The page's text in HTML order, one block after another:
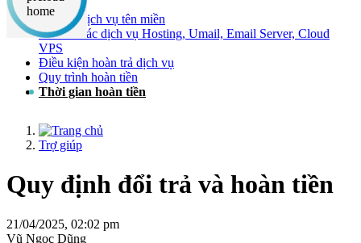
Đối với dịch vụ tên miền
Đối với các dịch vụ Hosting, Umail, Email Server, Cloud
VPS
Điều kiện hoàn trả dịch vụ
Quy trình hoàn tiền
Thời gian hoàn tiền
Trợ giúp
Quy định đổi trả và hoàn tiền
21/04/2025, 02:02 pm
Vũ Ngọc Dũng